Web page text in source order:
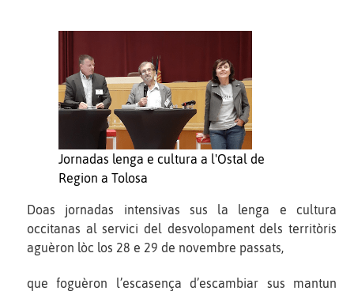
Jornadas lenga e cultura a l'Ostal de
Region a Tolosa
Doas jornadas intensivas sus la lenga e cultura
occitanas al servici del desvolopament dels territòris
aguèron lòc los 28 e 29 de novembre passats,
que foguèron l’escasença d’escambiar sus mantun